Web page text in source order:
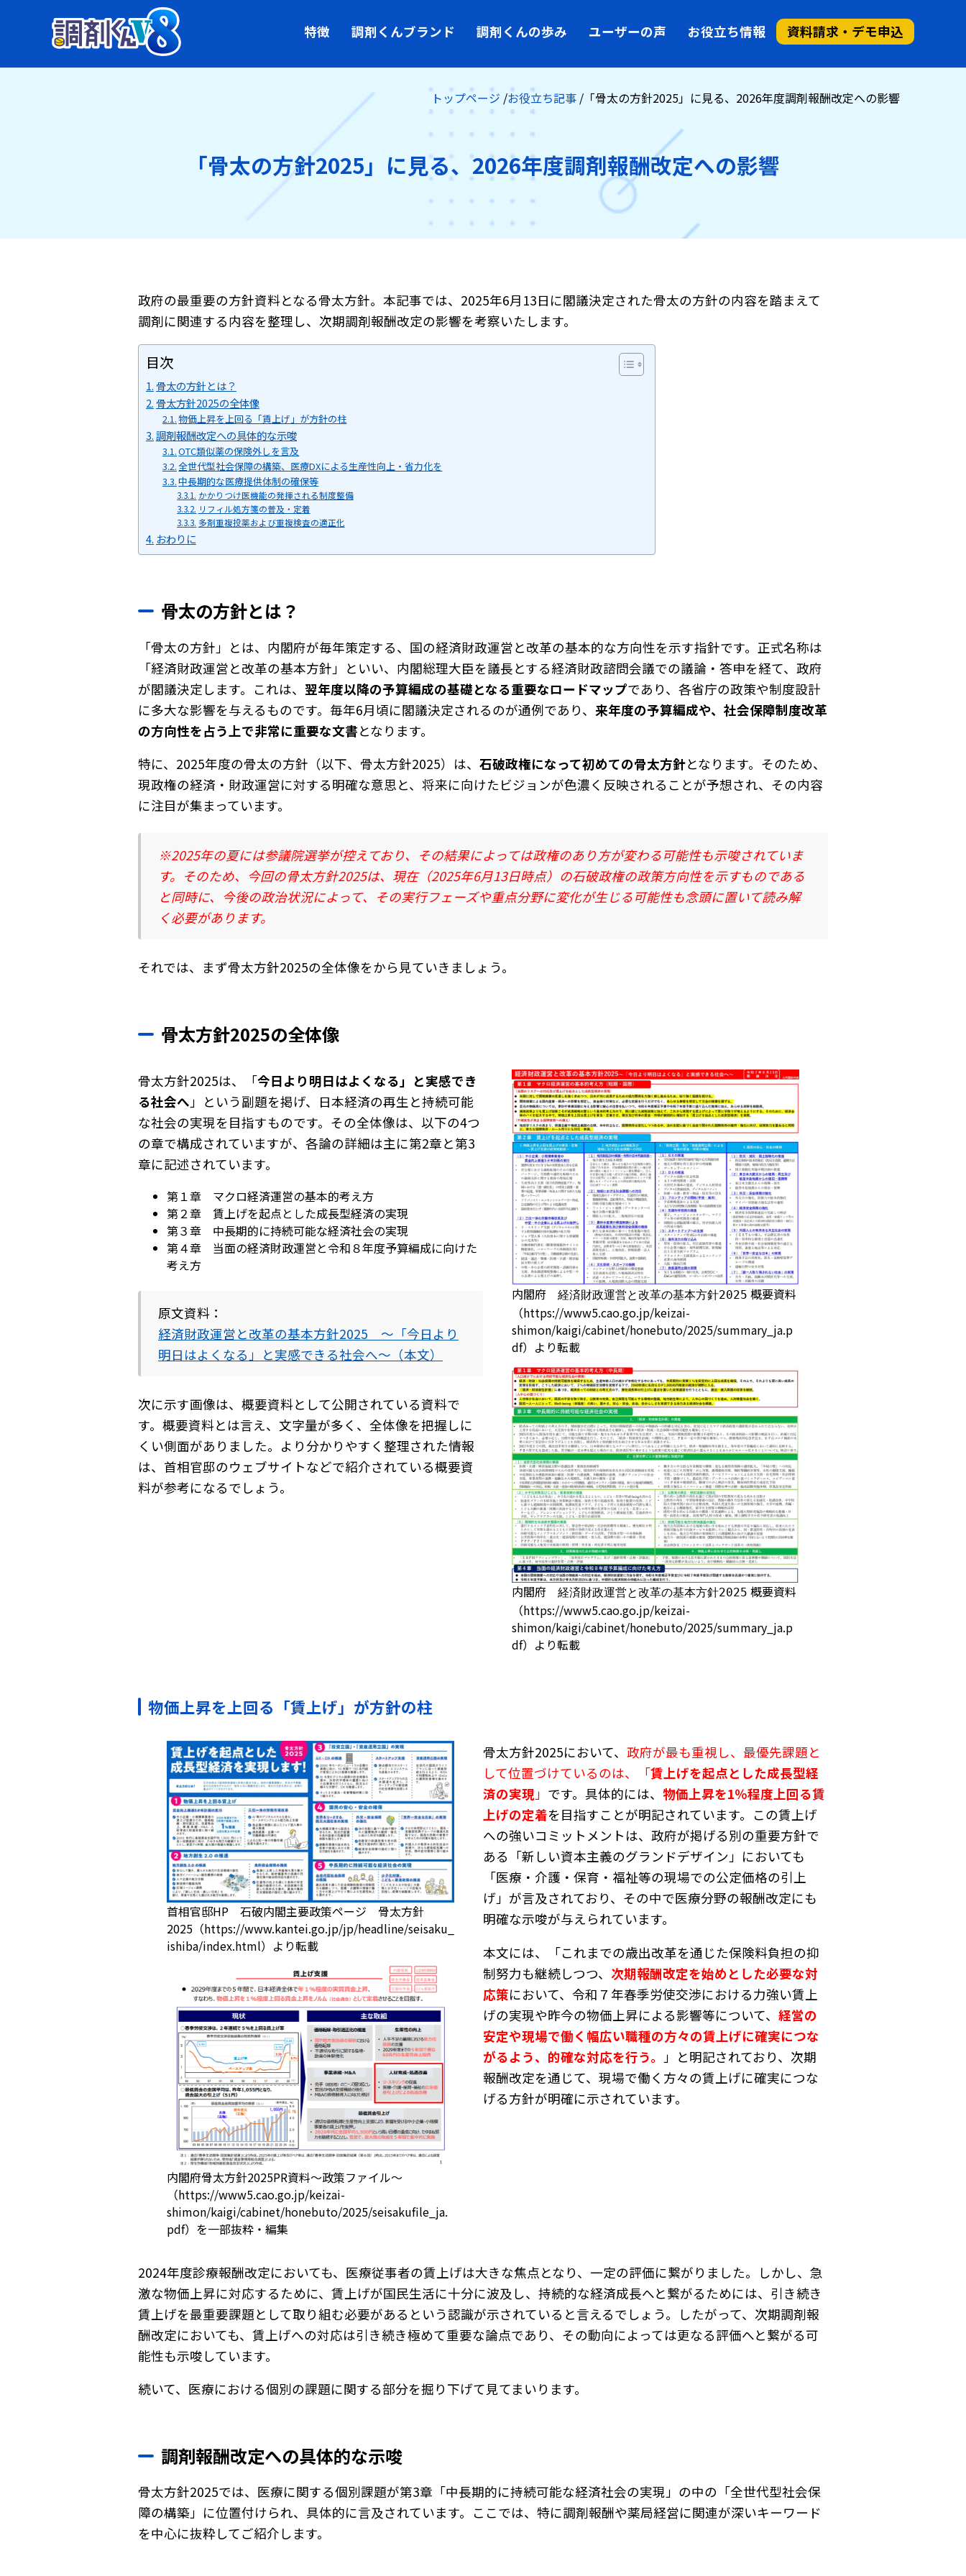
特徴 調剤くんブランド 調剤くんの歩み ユーザーの声 お役立ち情報 資料請求・デモ申込
トップページ お役立ち記事 「骨太の方針2025」に見る、2026年度調剤報酬改定への影響
「骨太の方針2025」に見る、2026年度調剤報酬改定への影響
政府の最重要の方針資料となる骨太方針。本記事では、2025年6月13日に閣議決定された骨太の方針の内容を踏まえて
調剤に関連する内容を整理し、次期調剤報酬改定の影響を考察いたします。
目次
骨太の方針とは？
骨太方針2025の全体像
物価上昇を上回る「賃上げ」が方針の柱
調剤報酬改定への具体的な示唆
OTC類似薬の保険外しを言及
全世代型社会保障の構築、医療DXによる生産性向上・省力化を
中長期的な医療提供体制の確保等
かかりつけ医機能の発揮される制度整備
リフィル処方箋の普及・定着
多剤重複投薬および重複検査の適正化
おわりに
骨太の方針とは？
「骨太の方針」とは、内閣府が毎年策定する、国の経済財政運営と改革の基本的な方向性を示す指針です。正式名称は
「経済財政運営と改革の基本方針」といい、内閣総理大臣を議長とする経済財政諮問会議での議論・答申を経て、政府
が閣議決定します。これは、 翌年度以降の予算編成の基礎となる重要なロードマップであり、各省庁の政策や制度設計
に多大な影響を与えるものです。毎年6月頃に閣議決定されるのが通例であり、 来年度の予算編成や、社会保障制度改革
の方向性を占う上で非常に重要な文書となります。
特に、2025年度の骨太の方針（以下、骨太方針2025）は、 石破政権になって初めての骨太方針となります。そのため、
現政権の経済・財政運営に対する明確な意思と、将来に向けたビジョンが色濃く反映されることが予想され、その内容
に注目が集まっています。
※2025年の夏には参議院選挙が控えており、その結果によっては政権のあり方が変わる可能性も示唆されていま
す。そのため、今回の骨太方針2025は、現在（2025年6月13日時点）の石破政権の政策方向性を示すものである
と同時に、今後の政治状況によって、その実行フェーズや重点分野に変化が生じる可能性も念頭に置いて読み解
く必要があります。
それでは、まず骨太方針2025の全体像をから見ていきましょう。
骨太方針2025の全体像
骨太方針2025は、「今日より明日はよくなる」と実感でき
る社会へ」という副題を掲げ、日本経済の再生と持続可能
な社会の実現を目指すものです。その全体像は、以下の4つ
の章で構成されていますが、各論の詳細は主に第2章と第3
章に記述されています。
第１章 マクロ経済運営の基本的考え方
第２章 賃上げを起点とした成長型経済の実現
第３章 中長期的に持続可能な経済社会の実現
第４章 当面の経済財政運営と令和８年度予算編成に向けた
考え方
原文資料：
経済財政運営と改革の基本方針2025 ～「今日より
明日はよくなる」と実感できる社会へ～（本文）
次に示す画像は、概要資料として公開されている資料で
す。概要資料とは言え、文字量が多く、全体像を把握しに
くい側面がありました。より分かりやすく整理された情報
は、首相官邸のウェブサイトなどで紹介されている概要資
料が参考になるでしょう。
内閣府 経済財政運営と改革の基本方針2025 概要資料
（https://www5.cao.go.jp/keizai-
shimon/kaigi/cabinet/honebuto/2025/summary_ja.p
df）より転載
内閣府 経済財政運営と改革の基本方針2025 概要資料
（https://www5.cao.go.jp/keizai-
shimon/kaigi/cabinet/honebuto/2025/summary_ja.p
df）より転載
物価上昇を上回る「賃上げ」が方針の柱
首相官邸HP 石破内閣主要政策ページ 骨太方針
2025（https://www.kantei.go.jp/jp/headline/seisaku_
ishiba/index.html）より転載
内閣府骨太方針2025PR資料～政策ファイル～
（https://www5.cao.go.jp/keizai-
shimon/kaigi/cabinet/honebuto/2025/seisakufile_ja.
pdf）を一部抜粋・編集
骨太方針2025において、 政府が最も重視し、最優先課題と
して位置づけているのは、「賃上げを起点とした成長型経
済の実現」 です。具体的には、 物価上昇を1％程度上回る賃
上げの定着を目指すことが明記されています。この賃上げ
への強いコミットメントは、政府が掲げる別の重要方針で
ある「新しい資本主義のグランドデザイン」においても
「医療・介護・保育・福祉等の現場での公定価格の引上
げ」が言及されており、その中で医療分野の報酬改定にも
明確な示唆が与えられています。
本文には、「これまでの歳出改革を通じた保険料負担の抑
制努力も継続しつつ、 次期報酬改定を始めとした必要な対
応策において、令和７年春季労使交渉における力強い賃上
げの実現や昨今の物価上昇による影響等について、 経営の
安定や現場で働く幅広い職種の方々の賃上げに確実につな
がるよう、的確な対応を行う。
」と明記されており、次期
報酬改定を通じて、現場で働く方々の賃上げに確実につな
げる方針が明確に示されています。
2024年度診療報酬改定においても、医療従事者の賃上げは大きな焦点となり、一定の評価に繋がりました。しかし、急
激な物価上昇に対応するために、賃上げが国民生活に十分に波及し、持続的な経済成長へと繋がるためには、引き続き
賃上げを最重要課題として取り組む必要があるという認識が示されていると言えるでしょう。したがって、次期調剤報
酬改定においても、賃上げへの対応は引き続き極めて重要な論点であり、その動向によっては更なる評価へと繋がる可
能性も示唆しています。
続いて、医療における個別の課題に関する部分を掘り下げて見てまいります。
調剤報酬改定への具体的な示唆
骨太方針2025では、医療に関する個別課題が第3章「中長期的に持続可能な経済社会の実現」の中の「全世代型社会保
障の構築」に位置付けられ、具体的に言及されています。ここでは、特に調剤報酬や薬局経営に関連が深いキーワード
を中心に抜粋してご紹介します。